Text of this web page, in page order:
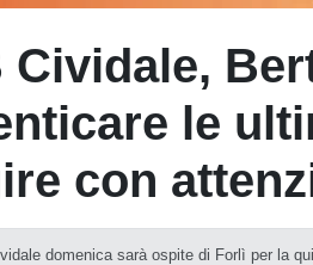
Cividale,
le
con
domenica sarà ospite di Forlì per la